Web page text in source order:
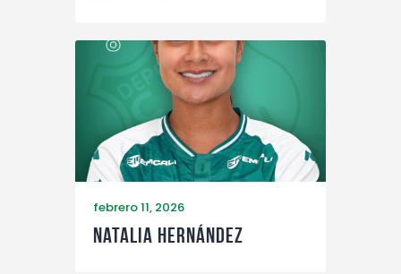
febrero 11, 2026
Natalia Hernández